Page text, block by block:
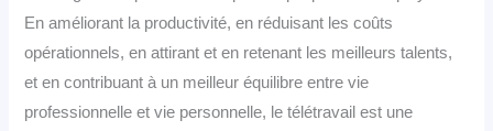
En améliorant la productivité, en réduisant les coûts
opérationnels, en attirant et en retenant les meilleurs talents,
et en contribuant à un meilleur équilibre entre vie
professionnelle et vie personnelle, le télétravail est une